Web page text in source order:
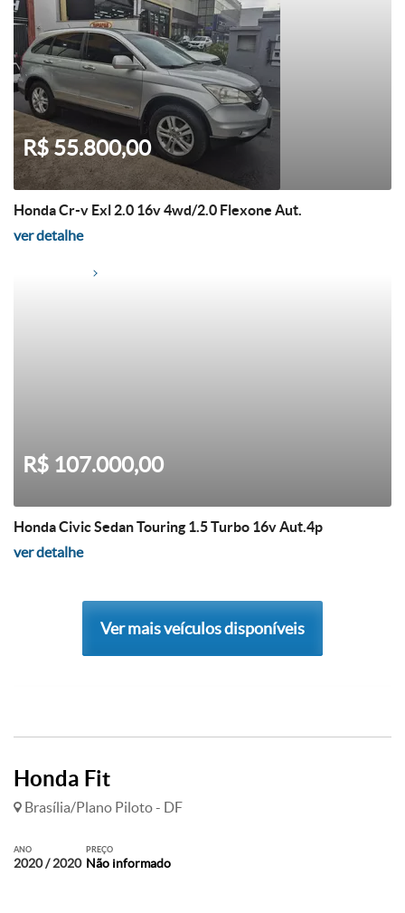
R$ 55.800,00
Honda Cr-v Exl 2.0 16v 4wd/2.0 Flexone Aut.
ver detalhe
R$ 107.000,00
Honda Civic Sedan Touring 1.5 Turbo 16v Aut.4p
ver detalhe
Ver mais veículos disponíveis
Honda Fit
Brasília/Plano Piloto - DF
ANO
2020 / 2020
PREÇO
Não informado